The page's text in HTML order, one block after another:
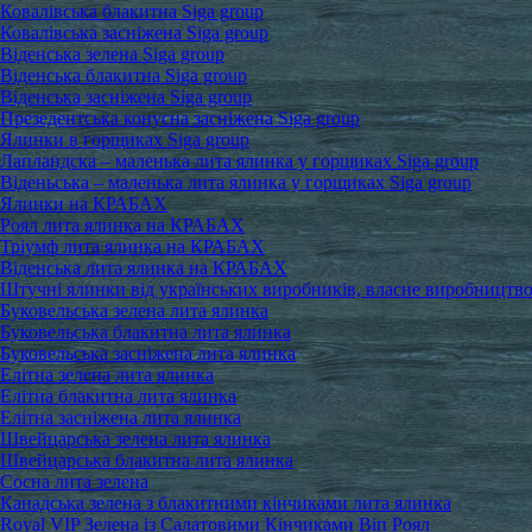
Ковалівська блакитна Siga group
Ковалівська засніжена Siga group
Віденська зелена Siga group
Віденська блакитна Siga group
Віденська засніжена Siga group
Презедентська конусна засніжена Siga group
Ялинки в горщиках Siga group
Лапландска – маленька лита ялинка у горщиках Siga group
Віденьська – маленька лита ялинка у горщиках Siga group
Ялинки на КРАБАХ
Роял лита ялинка на КРАБАХ
Тріумф лита ялинка на КРАБАХ
Віденська лита ялинка на КРАБАХ
Штучні ялинки від українських виробників, власне виробництво
Буковельська зелена лита ялинка
Буковельська блакитна лита ялинка
Буковельська засніжена лита ялинка
Елітна зелена лита ялинка
Елітна блакитна лита ялинка
Елітна засніжена лита ялинка
Швейцарська зелена лита ялинка
Швейцарська блакитна лита ялинка
Сосна лита зелена
Канадська зелена з блакитними кінчиками лита ялинка
Royal VIP Зелена із Салатовими Кінчиками Віп Роял